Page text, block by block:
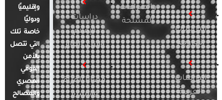
الدراسات
الأوروبية
الدراسات
العربية
والصراعات
المسلحة
دراسات
الإعلام
والرأي العام
قضايا المرأة
والأسرة
وإقليميًا
ودوليًا
خاصة تلك
التي تتصل
بالأمن
القومي
المصري
والمصالح